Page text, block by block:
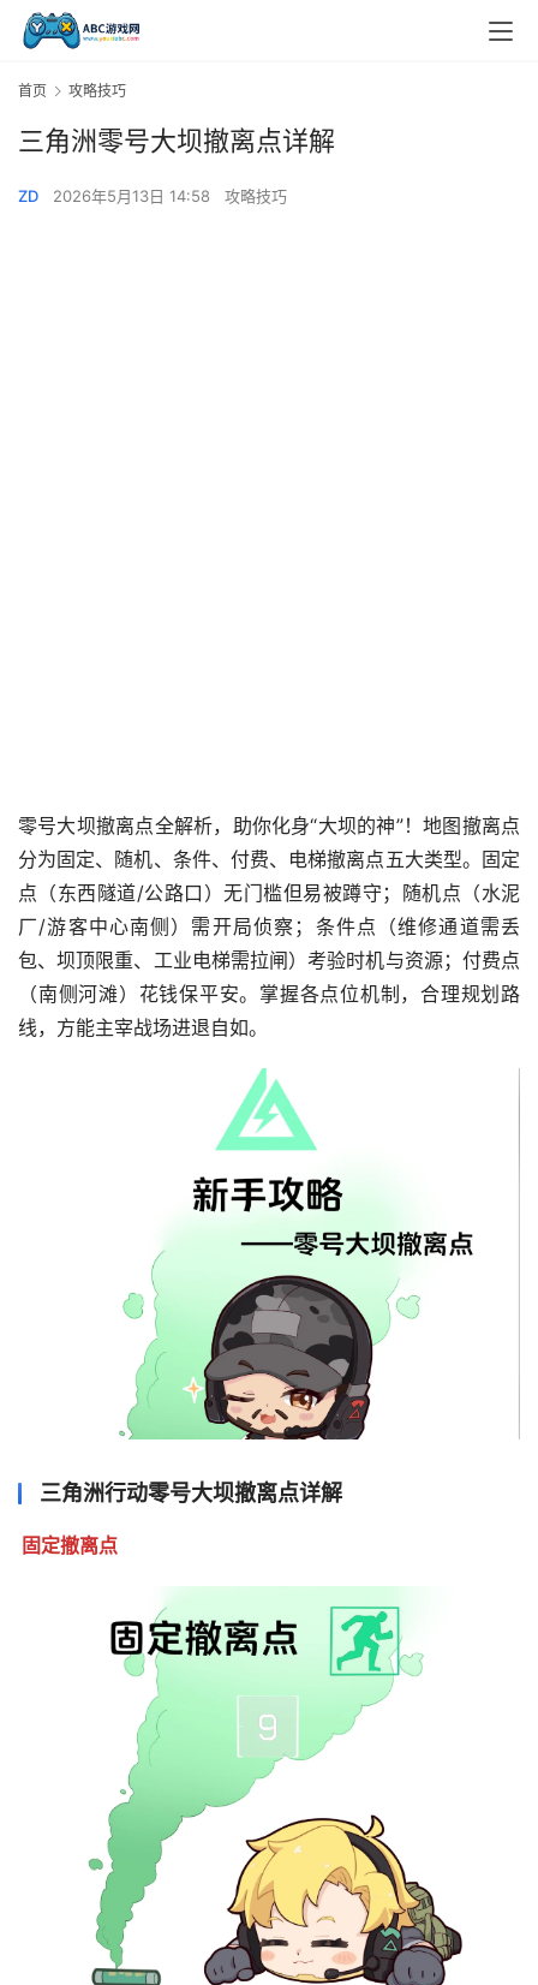
首页 攻略技巧
三角洲零号大坝撤离点详解
ZD 2026年5月13日 14:58 攻略技巧
零号大坝撤离点全解析，助你化身“大坝的神”！地图撤离点
分为固定、随机、条件、付费、电梯撤离点五大类型。固定
点（东西隧道/公路口）无门槛但易被蹲守；随机点（水泥
厂/游客中心南侧）需开局侦察；条件点（维修通道需丢
包、坝顶限重、工业电梯需拉闸）考验时机与资源；付费点
（南侧河滩）花钱保平安。掌握各点位机制，合理规划路
线，方能主宰战场进退自如。
三角洲行动零号大坝撤离点详解
固定撤离点